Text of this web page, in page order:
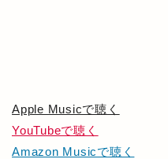
Apple Musicで聴く
YouTubeで聴く
Amazon Musicで聴く